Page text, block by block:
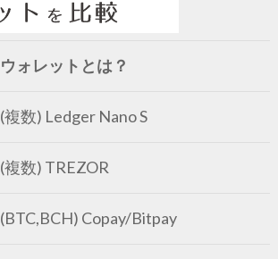
ウォレットとは？
(複数) Ledger Nano S
(複数) TREZOR
(BTC,BCH) Copay/Bitpay